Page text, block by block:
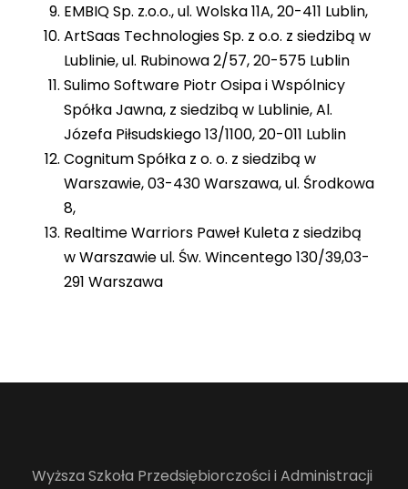
EMBIQ Sp. z.o.o., ul. Wolska 11A, 20-411 Lublin,
ArtSaas Technologies Sp. z o.o. z siedzibą w
Lublinie, ul. Rubinowa 2/57, 20-575 Lublin
Sulimo Software Piotr Osipa i Wspólnicy
Spółka Jawna, z siedzibą w Lublinie, Al.
Józefa Piłsudskiego 13/1100, 20-011 Lublin
Cognitum Spółka z o. o. z siedzibą w
Warszawie, 03-430 Warszawa, ul. Środkowa
8,
Realtime Warriors Paweł Kuleta z siedzibą
w Warszawie ul. Św. Wincentego 130/39,03-
291 Warszawa
Wyższa Szkoła Przedsiębiorczości i Administracji